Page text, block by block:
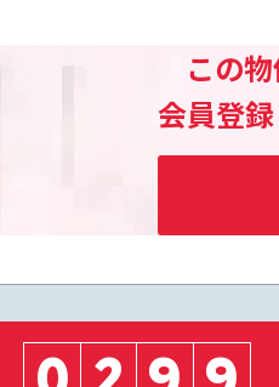
この
会員登